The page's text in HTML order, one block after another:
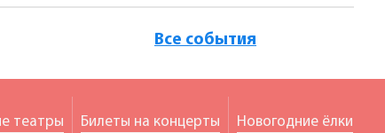
Все события
театры Билеты на концерты Новогодние ёлки